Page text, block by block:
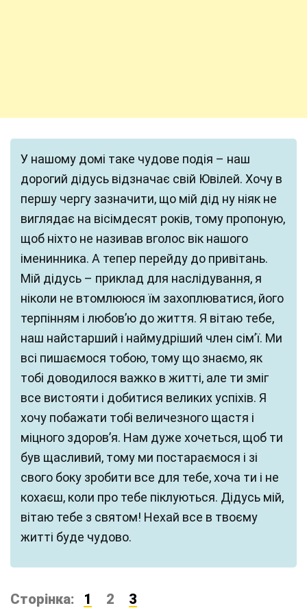
У нашому домі таке чудове подія – наш
дорогий дідусь відзначає свій Ювілей. Хочу в
першу чергу зазначити, що мій дід ну ніяк не
виглядає на вісімдесят років, тому пропоную,
щоб ніхто не називав вголос вік нашого
іменинника. А тепер перейду до привітань.
Мій дідусь – приклад для наслідування, я
ніколи не втомлююся їм захоплюватися, його
терпінням і любов’ю до життя. Я вітаю тебе,
наш найстарший і наймудріший член сім’ї. Ми
всі пишаємося тобою, тому що знаємо, як
тобі доводилося важко в житті, але ти зміг
все вистояти і добитися великих успіхів. Я
хочу побажати тобі величезного щастя і
міцного здоров’я. Нам дуже хочеться, щоб ти
був щасливий, тому ми постараємося і зі
свого боку зробити все для тебе, хоча ти і не
кохаєш, коли про тебе піклуються. Дідусь мій,
вітаю тебе з святом! Нехай все в твоєму
житті буде чудово.
Сторінка: 1 2 3